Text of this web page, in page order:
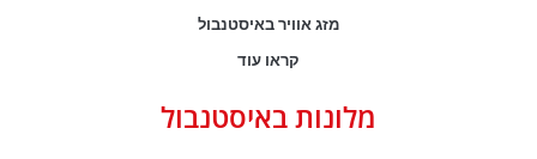
מזג אוויר באיסטנבול
קראו עוד
מלונות באיסטנבול